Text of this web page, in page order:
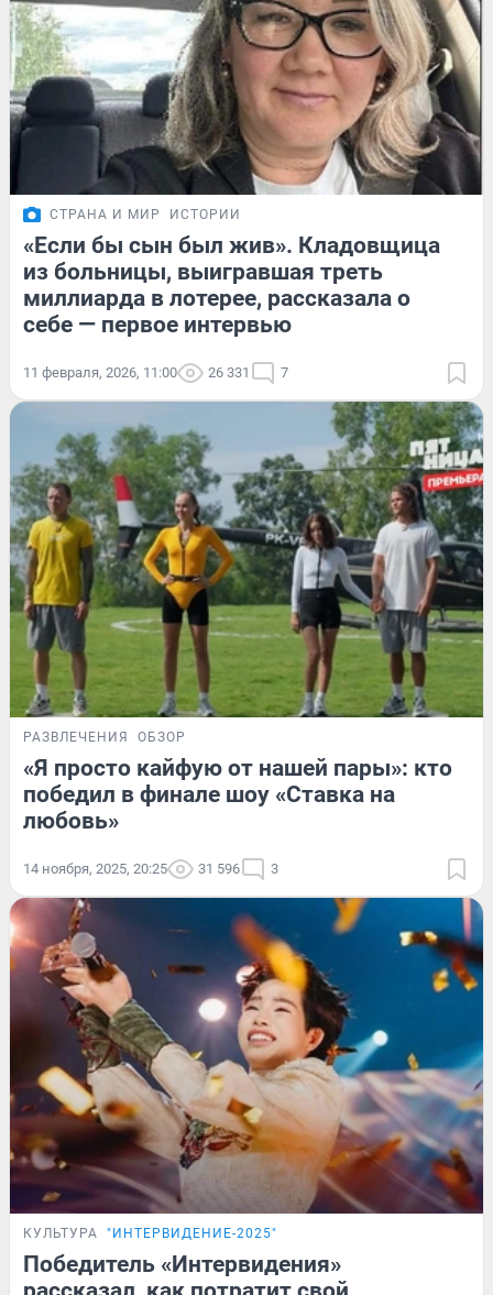
СТРАНА И МИР ИСТОРИИ
«Если бы сын был жив». Кладовщица
из больницы, выигравшая треть
миллиарда в лотерее, рассказала о
себе — первое интервью
11 февраля, 2026, 11:00 26 331 7
РАЗВЛЕЧЕНИЯ ОБЗОР
«Я просто кайфую от нашей пары»: кто
победил в финале шоу «Ставка на
любовь»
14 ноября, 2025, 20:25 31 596 3
КУЛЬТУРА "ИНТЕРВИДЕНИЕ-2025"
Победитель «Интервидения»